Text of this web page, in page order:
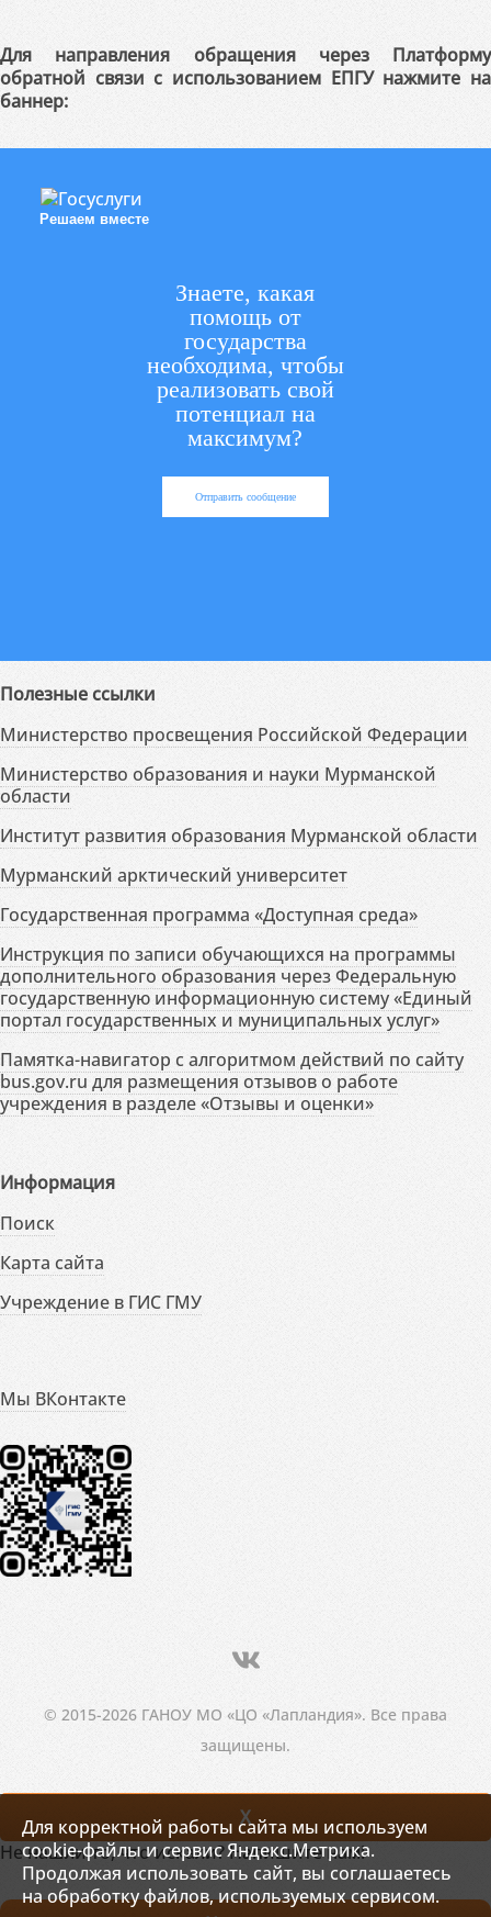
Для направления обращения через Платформу
обратной связи с использованием ЕПГУ нажмите на
баннер:
Решаем вместе
Знаете, какая
помощь от
государства
необходима, чтобы
реализовать свой
потенциал на
максимум?
Отправить сообщение
Полезные ссылки
Министерство просвещения Российской Федерации
Министерство образования и науки Мурманской
области
Институт развития образования Мурманской области
Мурманский арктический университет
Государственная программа «Доступная среда»
Инструкция по записи обучающихся на программы
дополнительного образования через Федеральную
государственную информационную систему «Единый
портал государственных и муниципальных услуг»
Памятка-навигатор с алгоритмом действий по сайту
bus.gov.ru для размещения отзывов о работе
учреждения в разделе «Отзывы и оценки»
Информация
Поиск
Карта сайта
Учреждение в ГИС ГМУ
Мы ВКонтакте
© 2015-2026 ГАНОУ МО «ЦО «Лапландия». Все права
защищены.
Для корректной работы сайта мы используем
cookie-файлы и сервис Яндекс.Метрика.
Продолжая использовать сайт, вы соглашаетесь
на обработку файлов, используемых сервисом.
X
Не нашли то, что искали? Напишите нам!